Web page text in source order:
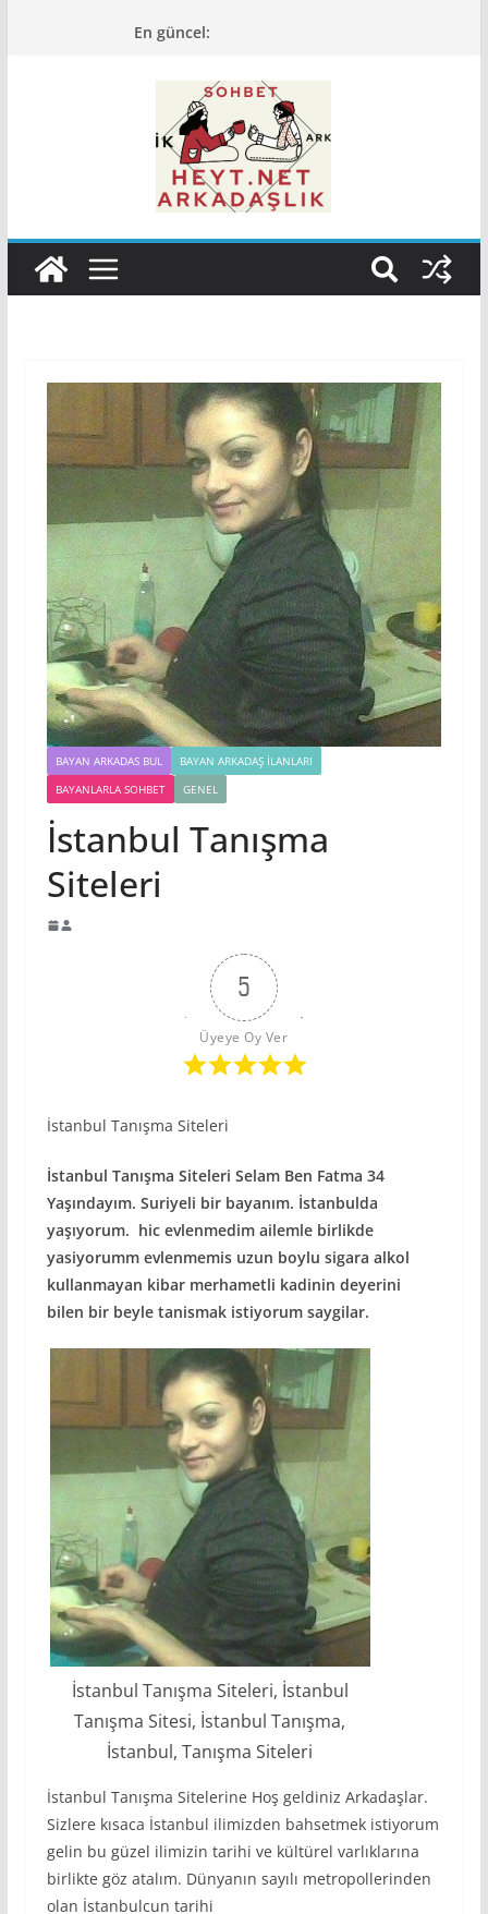
En güncel:
BAYAN ARKADAS BUL
BAYAN ARKADAŞ İLANLARI
BAYANLARLA SOHBET
GENEL
İstanbul Tanışma
Siteleri
5
Üyeye Oy Ver
İstanbul Tanışma Siteleri
İstanbul Tanışma Siteleri Selam Ben Fatma 34
Yaşındayım. Suriyeli bir bayanım. İstanbulda
yaşıyorum. hic evlenmedim ailemle birlikde
yasiyorumm evlenmemis uzun boylu sigara alkol
kullanmayan kibar merhametli kadinin deyerini
bilen bir beyle tanismak istiyorum saygilar.
İstanbul Tanışma Siteleri, İstanbul
Tanışma Sitesi, İstanbul Tanışma,
İstanbul, Tanışma Siteleri
İstanbul Tanışma Sitelerine Hoş geldiniz Arkadaşlar.
Sizlere kısaca İstanbul ilimizden bahsetmek istiyorum
gelin bu güzel ilimizin tarihi ve kültürel varlıklarına
birlikte göz atalım. Dünyanın sayılı metropollerinden
olan İstanbulcun tarihi